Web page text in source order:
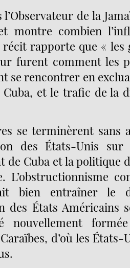
de la
montre combien
récit rapporte que « les
furent comment les
se rencontrer en
Cuba, et le trafic de la
se terminèrent sans
des États-Unis
de Cuba et la politique
L’obstructionnisme
bien entraîner le
des États Américains
nouvellement
d’où les États-